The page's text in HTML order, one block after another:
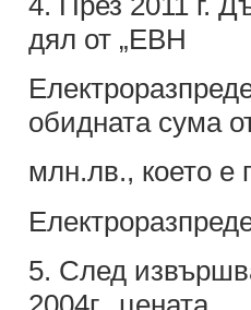
дял от „ЕВН
обидната сума
млн.лв., което е
5. След